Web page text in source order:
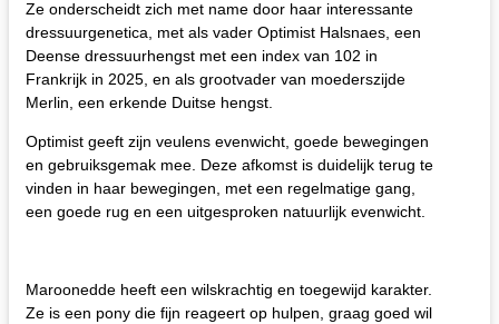
Ze onderscheidt zich met name door haar interessante
dressuurgenetica, met als vader Optimist Halsnaes, een
Deense dressuurhengst met een index van 102 in
Frankrijk in 2025, en als grootvader van moederszijde
Merlin, een erkende Duitse hengst.
Optimist geeft zijn veulens evenwicht, goede bewegingen
en gebruiksgemak mee. Deze afkomst is duidelijk terug te
vinden in haar bewegingen, met een regelmatige gang,
een goede rug en een uitgesproken natuurlijk evenwicht.
Maroonedde heeft een wilskrachtig en toegewijd karakter.
Ze is een pony die fijn reageert op hulpen, graag goed wil